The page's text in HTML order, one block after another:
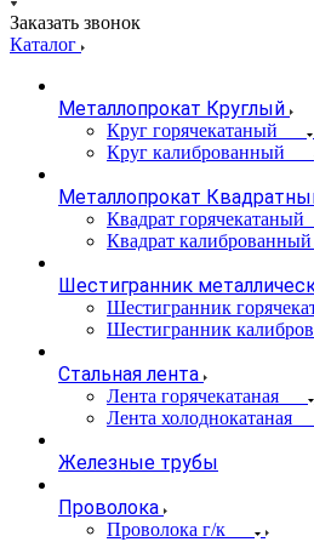
Заказать звонок
Каталог
Металлопрокат Круглый
Круг горячекатаный
Круг калиброванный
Металлопрокат
Квадрат горячекатаный
Квадрат калиброванный
Шестигранник
Шестигранник
Шестигранник
Стальная лента
Лента горячекатаная
Лента холоднокатаная
Железные трубы
Проволока
Проволока г/к